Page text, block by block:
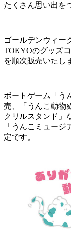
たくさん思い出を
ゴールデンウィー
TOKYOのグッズ
を順次販売いたし
ボートゲーム「う
売、「うんこ動物
クリルスタンド」
「うんこミュー
定です。